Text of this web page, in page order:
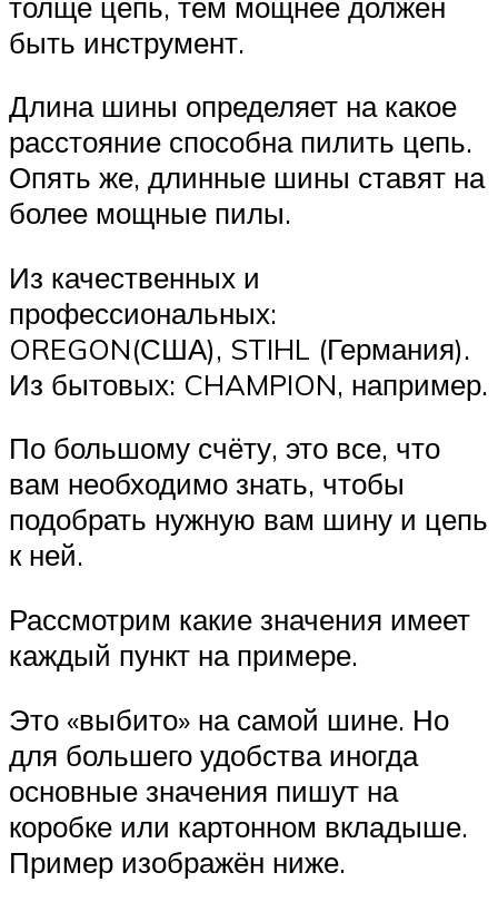
быть инструмент.
Длина шины определяет на какое
расстояние способна пилить цепь.
Опять же, длинные шины ставят на
более мощные пилы.
Из качественных и
профессиональных:
OREGON(США), STIHL (Германия).
Из бытовых: CHAMPION, например.
По большому счёту, это все, что
вам необходимо знать, чтобы
подобрать нужную вам шину и цепь
к ней.
Рассмотрим какие значения имеет
каждый пункт на примере.
Это «выбито» на самой шине. Но
для большего удобства иногда
основные значения пишут на
коробке или картонном вкладыше.
Пример изображён ниже.